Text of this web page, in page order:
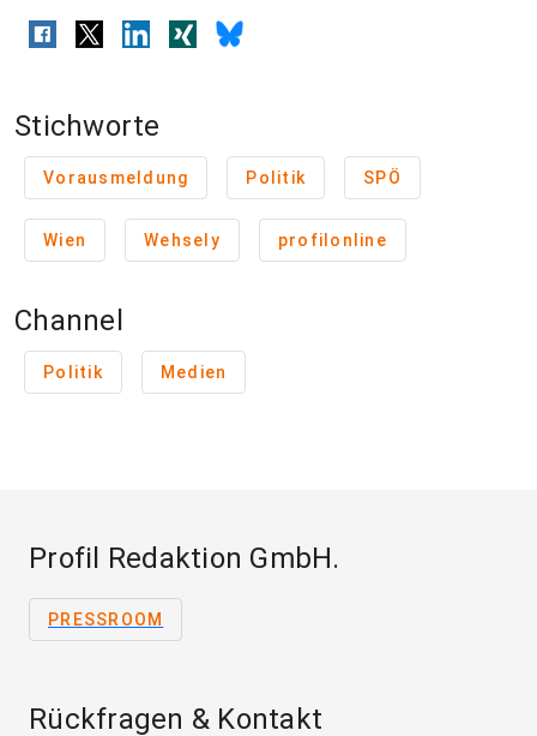
Stichworte
Vorausmeldung Politik SPÖ
Wien Wehsely profilonline
Channel
Politik Medien
Profil Redaktion GmbH.
PRESSROOM
Rückfragen & Kontakt